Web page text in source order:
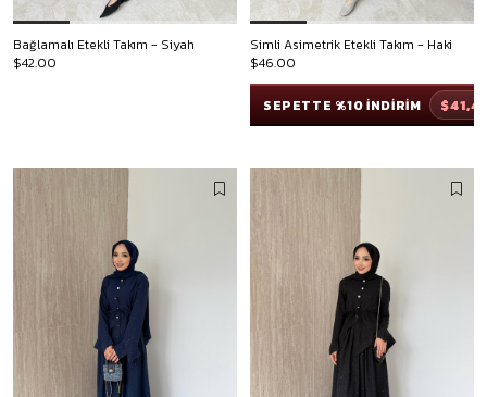
Bağlamalı Etekli Takım - Siyah
$42.00
Simli Asimetrik Etekli Takım - Haki
$46.00
SEPETTE %10 İNDİRİM